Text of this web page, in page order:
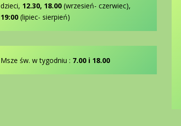
dzieci, 12.30, 18.00 (wrzesień- czerwiec),
19:00(lipiec- sierpień)
Msze św. w tygodniu : 7.00 i 18.00